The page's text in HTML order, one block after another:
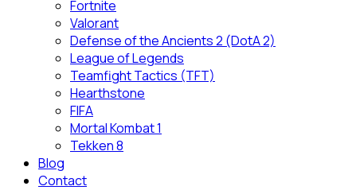
Fortnite
Valorant
Defense of the Ancients 2 (DotA 2)
League of Legends
Teamfight Tactics (TFT)
Hearthstone
FIFA
Mortal Kombat 1
Tekken 8
Blog
Contact